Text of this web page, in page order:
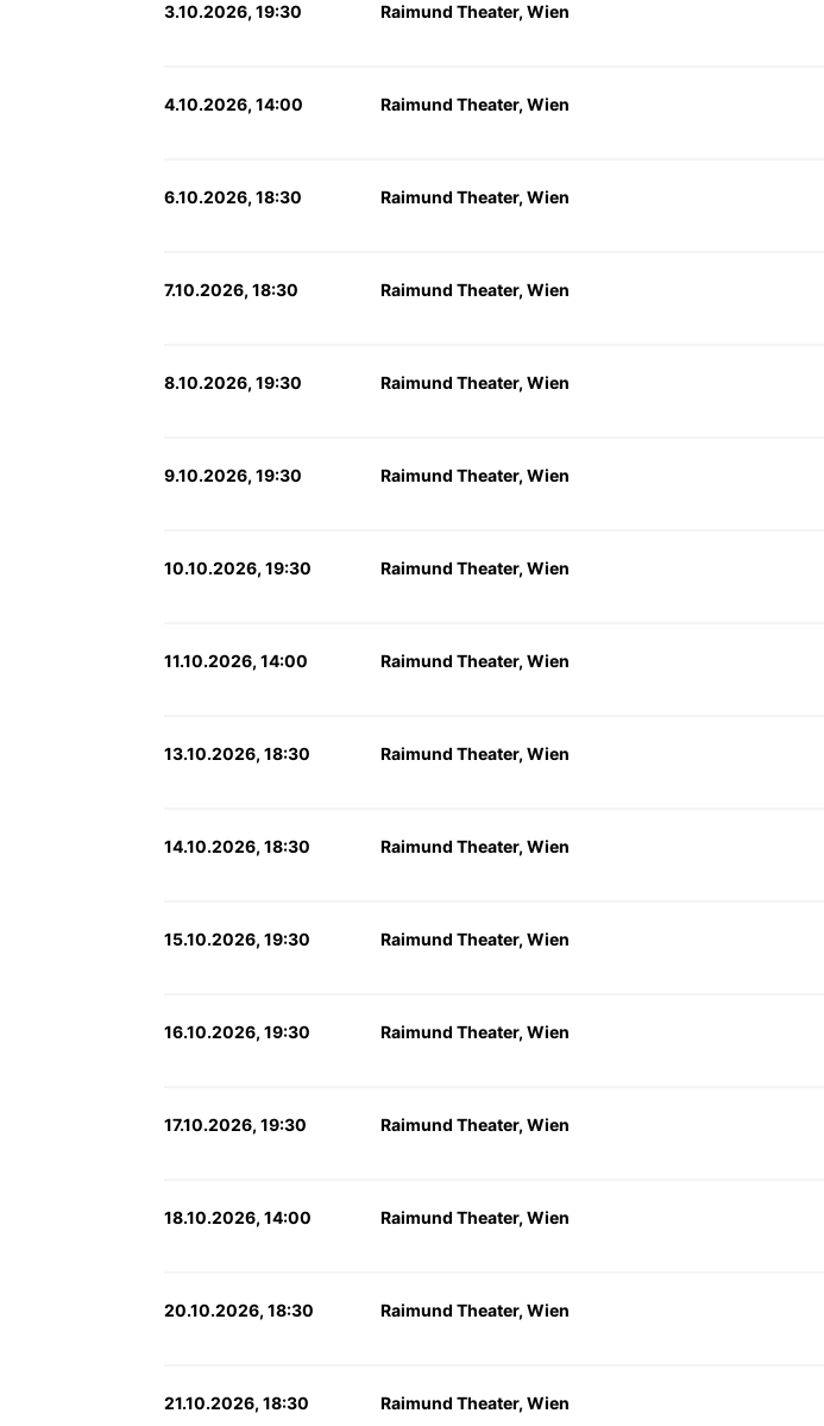
3.10.2026, 19:30 Raimund Theater, Wien
4.10.2026, 14:00 Raimund Theater, Wien
6.10.2026, 18:30 Raimund Theater, Wien
7.10.2026, 18:30 Raimund Theater, Wien
8.10.2026, 19:30 Raimund Theater, Wien
9.10.2026, 19:30 Raimund Theater, Wien
10.10.2026, 19:30 Raimund Theater, Wien
11.10.2026, 14:00 Raimund Theater, Wien
13.10.2026, 18:30 Raimund Theater, Wien
14.10.2026, 18:30 Raimund Theater, Wien
15.10.2026, 19:30 Raimund Theater, Wien
16.10.2026, 19:30 Raimund Theater, Wien
17.10.2026, 19:30 Raimund Theater, Wien
18.10.2026, 14:00 Raimund Theater, Wien
20.10.2026, 18:30 Raimund Theater, Wien
21.10.2026, 18:30 Raimund Theater, Wien